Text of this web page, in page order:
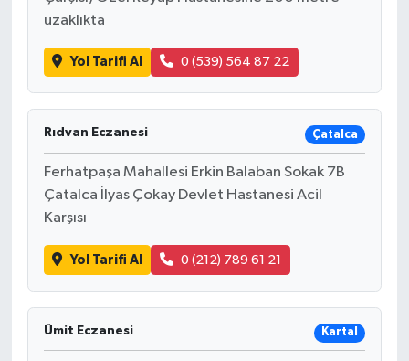
uzaklıkta
Yol Tarifi Al 0 (539) 564 87 22
Rıdvan Eczanesi Çatalca
Ferhatpaşa Mahallesi Erkin Balaban Sokak 7B
Çatalca İlyas Çokay Devlet Hastanesi Acil
Karşısı
Yol Tarifi Al 0 (212) 789 61 21
Ümit Eczanesi Kartal